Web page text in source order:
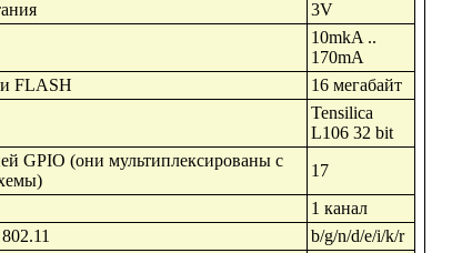
3V
10mkA ..
170mA
FLASH
16 мегабайт
Tensilica
L106 32 bit
GPIO (они мультиплексированы с
17
1 канал
b/g/n/d/e/i/k/r